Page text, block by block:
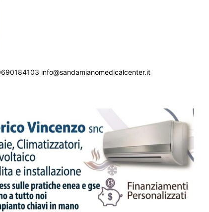
info@sandamianomedicalcenter.it